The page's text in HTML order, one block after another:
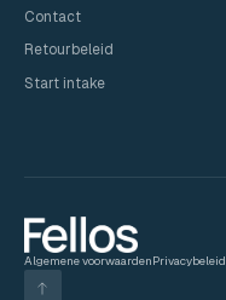
Contact
Retourbeleid
Start intake
Algemene voorwaardenPrivacybeleid